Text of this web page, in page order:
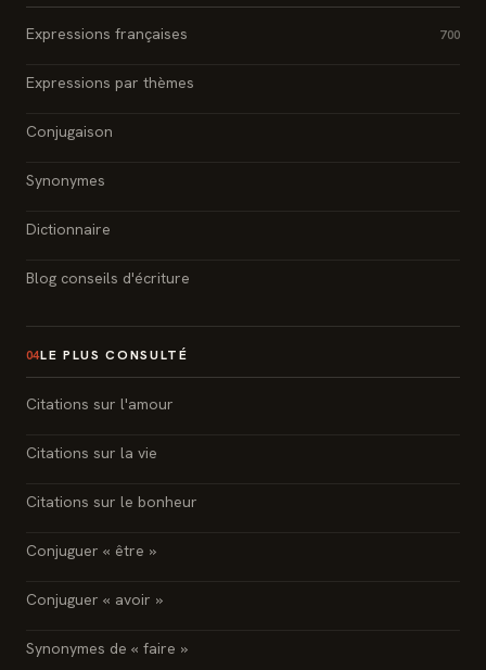
Expressions françaises 700
Expressions par thèmes
Conjugaison
Synonymes
Dictionnaire
Blog conseils d'écriture
04LE PLUS CONSULTÉ
Citations sur l'amour
Citations sur la vie
Citations sur le bonheur
Conjuguer « être »
Conjuguer « avoir »
Synonymes de « faire »